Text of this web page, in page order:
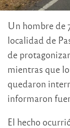
Un hombre de
localidad de
de
mientras que
quedaron
informaron
El hecho